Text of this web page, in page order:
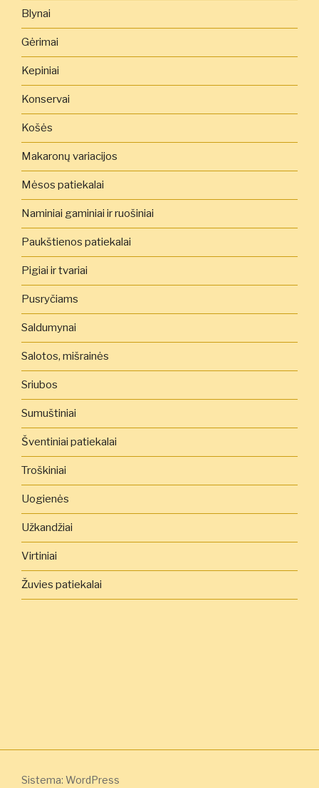
Blynai
Gėrimai
Kepiniai
Konservai
Košės
Makaronų variacijos
Mėsos patiekalai
Naminiai gaminiai ir ruošiniai
Paukštienos patiekalai
Pigiai ir tvariai
Pusryčiams
Saldumynai
Salotos, mišrainės
Sriubos
Sumuštiniai
Šventiniai patiekalai
Troškiniai
Uogienės
Užkandžiai
Virtiniai
Žuvies patiekalai
Sistema: WordPress